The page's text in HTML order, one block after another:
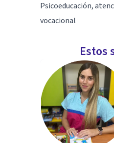
Psicoeducación,
vocacional
Estos